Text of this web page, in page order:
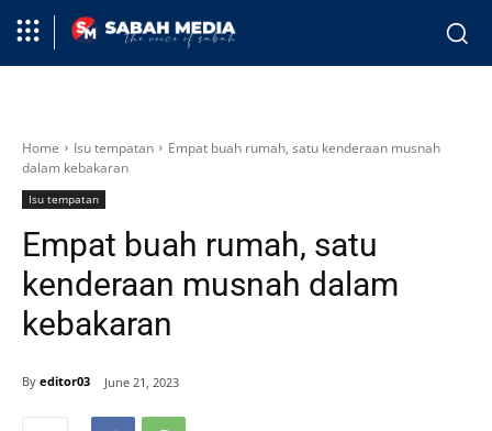
Home Isu tempatan
Empat buah rumah, satu kenderaan musnah
dalam kebakaran
Isu tempatan
Empat buah rumah, satu
kenderaan musnah dalam
kebakaran
By editor03 June 21, 2023